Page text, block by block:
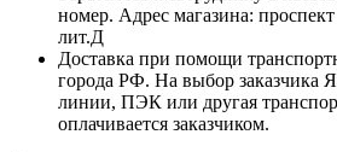
номер. Адрес магазина:
лит.Д
Доставка при помощи
города РФ. На выбор заказчика
линии, ПЭК или другая
оплачивается заказчиком.